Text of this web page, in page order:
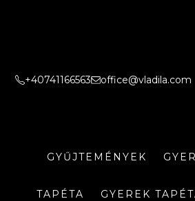
+40741166563 office@vladila.com
GYŰJTEMÉNYEK
TAPÉTA GYEREK